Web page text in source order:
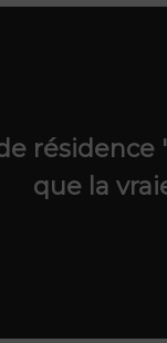
résidence
que la